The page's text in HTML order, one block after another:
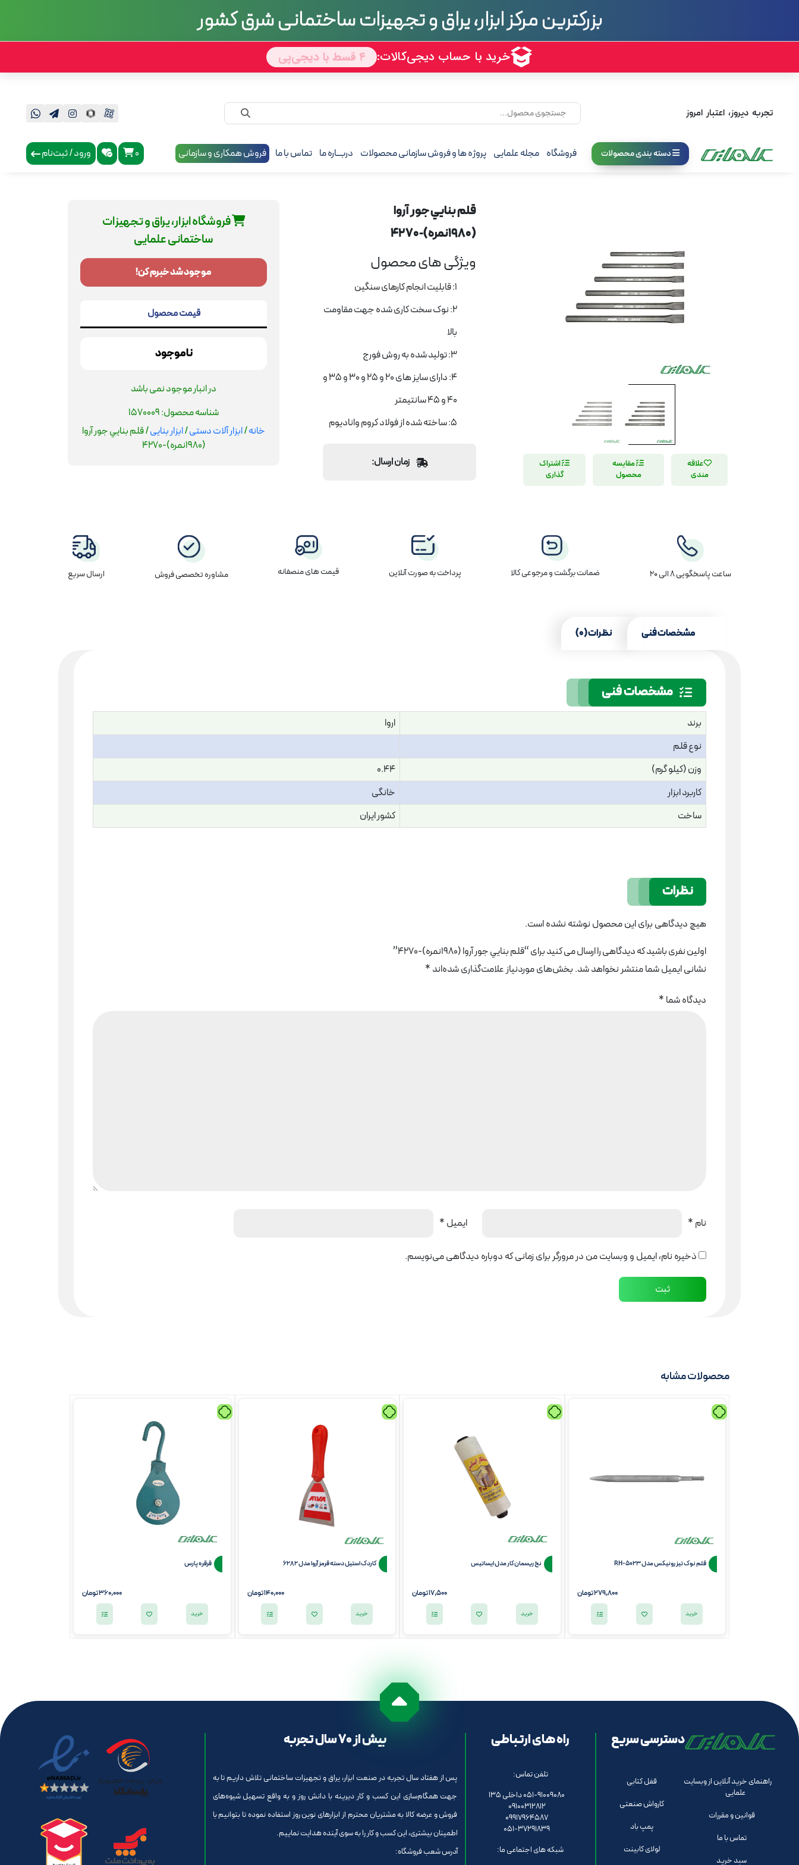
بزرگترین مرکز ابزار، یراق و تجهیزات ساختمانی شرق کشور
70 سال تجربه
تجربه دیروز، اعتبار امروز
دسته بندی محصولات فروشگاه مجله علمایی پروژه ها و فروش سازمانی محصولات دربـــاره ما تماس با ما فروش همکاری و سازمانی 0 ورود / ثبت‌نام
علاقه
مندی
مقایسه
محصول
اشتراک
گذاری
قلم بنايي جور آروا
(1980نمره)-4270
ویژگی های محصول
1: قابلیت انجام کارهای سنگین
2: نوک سخت کاری شده جهت مقاومت
بالا
3: تولید شده به روش فورج
4: دارای سایز های 20 و 25 و 30 و 35 و
40 و 45 سانتیمتر
5: ساخته شده از فولاد کروم وانادیوم
زمان ارسال:
فروشگاه ابزار، یراق و تجهیزات
ساختمانی علمایی
موجود شد خبرم کن!
قیمت محصول
ناموجود
در انبار موجود نمی باشد
شناسه محصول:1570009
خانه/ابزار آلات دستی/ابزار بنایی/ قلم بنايي جور آروا
(1980نمره)-4270
ساعت پاسخگویی 8 الی 20 ضمانت برگشت و مرجوعی کالا پرداخت به صورت آنلاین قیمت های منصفانه مشاوره تخصصی فروش ارسال سریع
مشخصات فنی نظرات (0)
مشخصات فنی
برند
اروا
نوع قلم
وزن (کیلو گرم)
0.44
کاربرد ابزار
خانگی
ساخت
کشور ایران
نظرات
هیچ دیدگاهی برای این محصول نوشته نشده است.
اولین نفری باشید که دیدگاهی را ارسال می کنید برای “قلم بنايي جور آروا (1980نمره)-4270”
نشانی ایمیل شما منتشر نخواهد شد. بخش‌های موردنیاز علامت‌گذاری شده‌اند *
دیدگاه شما *
نام * ایمیل *
ذخیره نام، ایمیل و وبسایت من در مرورگر برای زمانی که دوباره دیدگاهی می‌نویسم.
محصولات مشابه
قلم نوک تیز رونیکس مدل RH-5023
279,800تومان
خرید
نخ ریسمان کار مدل ایساتیس
17,500 تومان
خرید
کاردک استیل دسته قرمز آروا مدل 6282
140,000تومان
خرید
قرقره پارس
360,000تومان
خرید
دسترسی سریع
راهنمای خرید آنلاین از وبسایت
علمایی
قوانین و مقررات
تماس با ما
سبد خرید
قفل کتابی
کارواش صنعتی
پمپ باد
لولای کابینت
راه های ارتباطی
تلفن تماس:
051-91009080 داخلی 135
09100312812
09917964587
051-37291839
شبکه های اجتماعی ما:
بیش از 70 سال تجربه
پس از هفتاد سال تجربه در صنعت ابزار، یراق و تجهیزات ساختمانی تلاش داریم تا به
جهت همگام‌سازی این کسب و کار دیرینه با دانش روز و به واقع تسهیل شیوه‌های
فروش و عرضه کالا به مشتریان محترم از ابزارهای نوین روز استفاده نموده تا بتوانیم با
اطمینان بیشتری، این کسب و کار را به سوی آینده هدایت نماییم.
آدرس شعب فروشگاه: